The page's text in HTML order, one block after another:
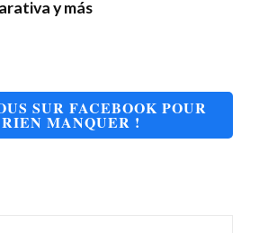
y más
SUR FACEBOOK POUR
MANQUER !